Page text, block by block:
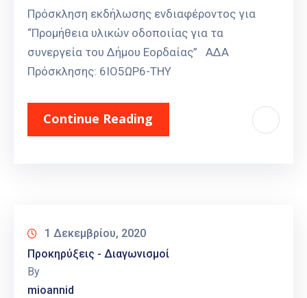
Πρόσκληση εκδήλωσης ενδιαφέροντος για
“Προμήθεια υλικών οδοποιίας για τα
συνεργεία του Δήμου Εορδαίας” ΑΔΑ
Πρόσκλησης: 6ΙΟ5ΩΡ6-ΤΗΥ
Continue Reading
1 Δεκεμβρίου, 2020
Προκηρύξεις - Διαγωνισμοί
By
mioannid